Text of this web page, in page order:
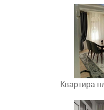
Квартира